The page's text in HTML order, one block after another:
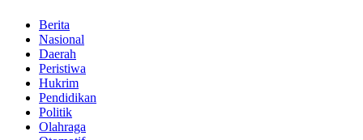
Berita
Nasional
Daerah
Peristiwa
Hukrim
Pendidikan
Politik
Olahraga